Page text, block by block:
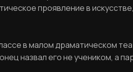
проявление в
в малом драматическом
назвал его не учеником, а